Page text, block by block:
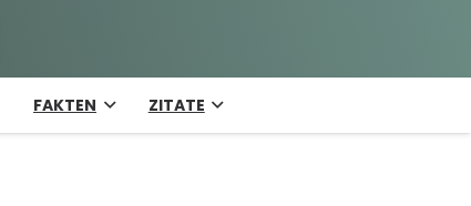
FAKTEN ZITATE